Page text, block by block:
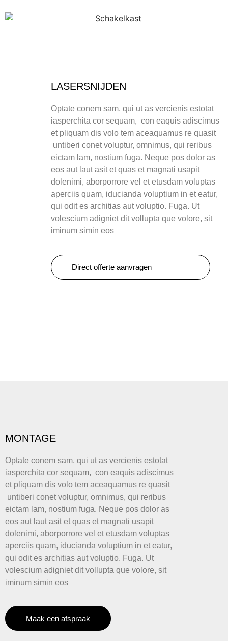
LASERSNIJDEN
Optate conem sam, qui ut as vercienis estotat
iasperchita cor sequam, con eaquis adiscimus
et pliquam dis volo tem aceaquamus re quasit
untiberi conet voluptur, omnimus, qui reribus
eictam lam, nostium fuga. Neque pos dolor as
eos aut laut asit et quas et magnati usapit
dolenimi, aborporrore vel et etusdam voluptas
aperciis quam, iducianda voluptium in et eatur,
qui odit es architias aut voluptio. Fuga. Ut
volescium adigniet dit vollupta que volore, sit
iminum simin eos
Direct offerte aanvragen
MONTAGE
Optate conem sam, qui ut as vercienis estotat
iasperchita cor sequam, con eaquis adiscimus
et pliquam dis volo tem aceaquamus re quasit
untiberi conet voluptur, omnimus, qui reribus
eictam lam, nostium fuga. Neque pos dolor as
eos aut laut asit et quas et magnati usapit
dolenimi, aborporrore vel et etusdam voluptas
aperciis quam, iducianda voluptium in et eatur,
qui odit es architias aut voluptio. Fuga. Ut
volescium adigniet dit vollupta que volore, sit
iminum simin eos
Maak een afspraak